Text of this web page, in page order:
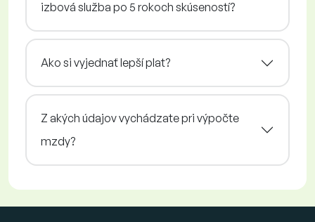
izbová služba po 5 rokoch skúseností?
Ako si vyjednať lepší plat?
Z akých údajov vychádzate pri výpočte
mzdy?